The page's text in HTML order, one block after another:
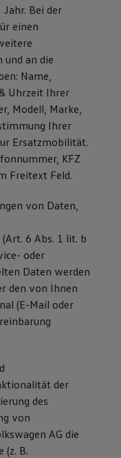
Bei der
einen
und an die
Name,
Uhrzeit Ihrer
Modell, Marke,
Ihrer
Ersatzmobilität.
KFZ
Freitext Feld.
von Daten,
6 Abs. 1 lit. b
oder
Daten werden
den von Ihnen
(E-Mail oder
der
des
von
AG die
(z. B.